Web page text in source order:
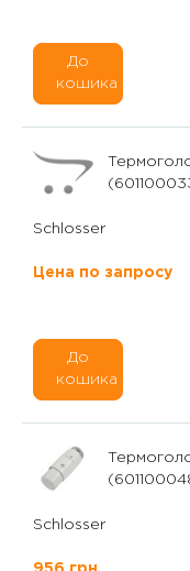
До
кошика
Schlosser
Цена по запросу
До
кошика
Schlosser